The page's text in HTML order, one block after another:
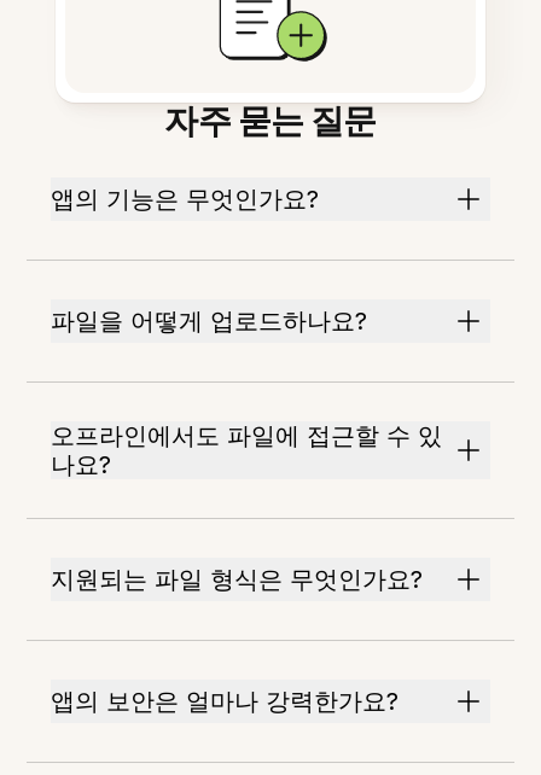
자주 묻는 질문
앱의 기능은 무엇인가요?
파일을 어떻게 업로드하나요?
오프라인에서도 파일에 접근할 수 있
나요?
지원되는 파일 형식은 무엇인가요?
앱의 보안은 얼마나 강력한가요?